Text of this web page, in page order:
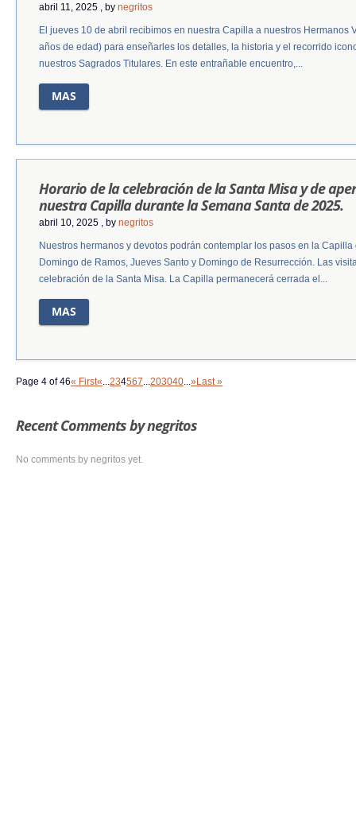
abril 11, 2025 , by negritos
El jueves 10 de abril recibimos en nuestra Capilla a nuestros Hermanos
años de edad) para enseñarles los detalles, la historia y el recorrido
nuestros Sagrados Titulares. En este entrañable encuentro,...
MAS
Horario de la celebración de la Santa Misa y de
nuestra Capilla durante la Semana Santa de 2025.
abril 10, 2025 , by negritos
Nuestros hermanos y devotos podrán contemplar los pasos en la
Domingo de Ramos, Jueves Santo y Domingo de Resurrección. Las
celebración de la Santa Misa. La Capilla permanecerá cerrada el...
MAS
Page 4 of 46« First«...234567...203040...»Last »
Recent Comments by negritos
No comments by negritos yet.